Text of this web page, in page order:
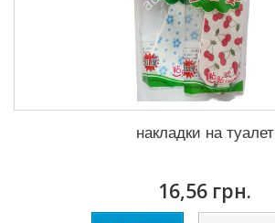
накладки на туалет
16,56 грн.